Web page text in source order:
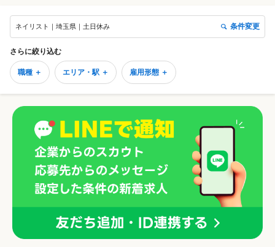
ネイリスト｜埼玉県｜土日休み 条件変更
さらに絞り込む
職種 ＋ エリア・駅 ＋ 雇用形態 ＋